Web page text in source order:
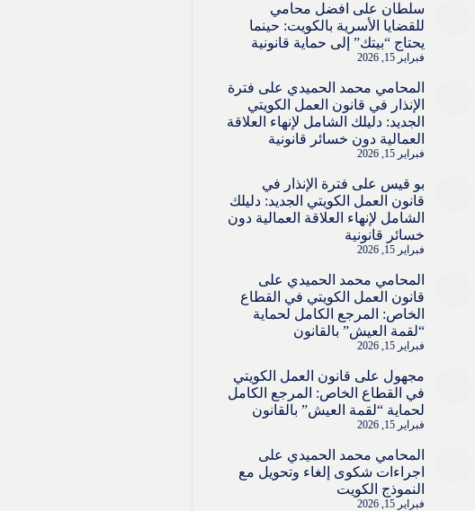
سلطان على افضل محامي
للقضايا الأسرية بالكويت: حينما
يحتاج “بيتك” إلى حماية قانونية
فبراير 15, 2026
المحامي محمد الحميدي على فترة
الإنذار في قانون العمل الكويتي
الجديد: دليلك الشامل لإنهاء العلاقة
العمالية دون خسائر قانونية
فبراير 15, 2026
بو قيس على فترة الإنذار في
قانون العمل الكويتي الجديد: دليلك
الشامل لإنهاء العلاقة العمالية دون
خسائر قانونية
فبراير 15, 2026
المحامي محمد الحميدي على
قانون العمل الكويتي في القطاع
الخاص: المرجع الكامل لحماية
“لقمة العيش” بالقانون
فبراير 15, 2026
مجهول على قانون العمل الكويتي
في القطاع الخاص: المرجع الكامل
لحماية “لقمة العيش” بالقانون
فبراير 15, 2026
المحامي محمد الحميدي على
اجراءات شكوى إلغاء وتحويل مع
النموذج الكويت
فبراير 15, 2026